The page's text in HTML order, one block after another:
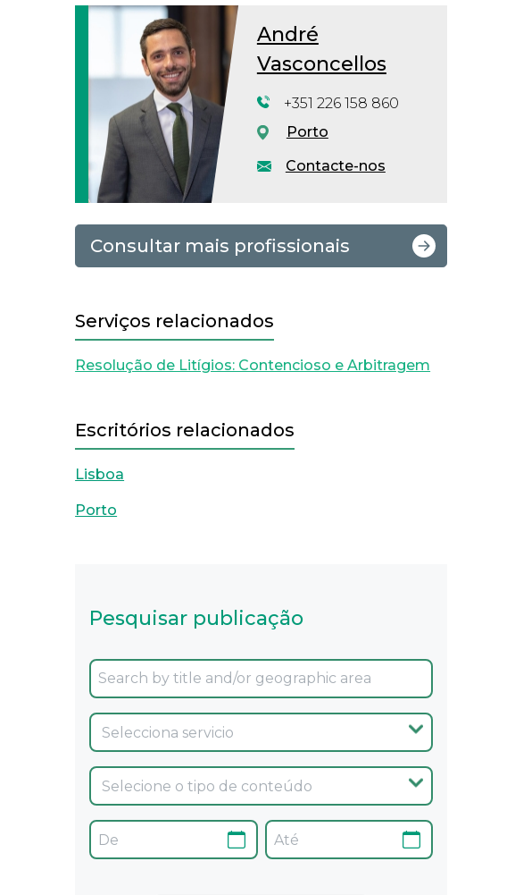
André
Vasconcellos
Contacte-nos
+351 226 158 860
Porto
Consultar mais profissionais
Serviços relacionados
Resolução de Litígios: Contencioso e Arbitragem
Escritórios relacionados
Lisboa
Porto
Pesquisar publicação